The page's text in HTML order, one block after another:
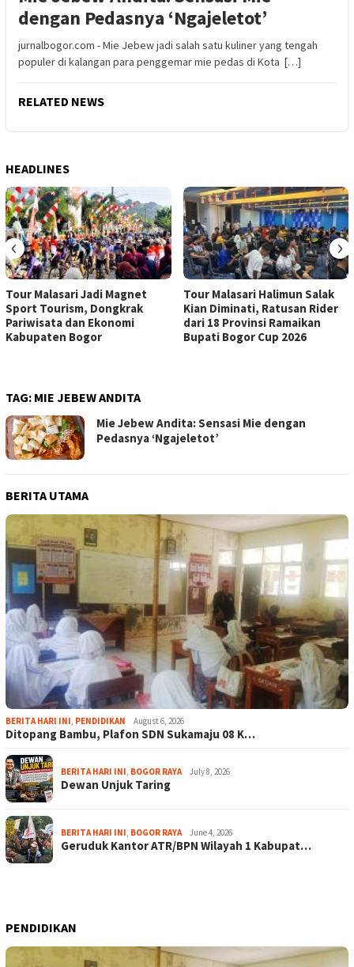
dengan Pedasnya ‘Ngajeletot’
jurnalbogor.com - Mie Jebew jadi salah satu kuliner yang tengah
populer di kalangan para penggemar mie pedas di Kota […]
RELATED NEWS
HEADLINES
Tour Malasari Jadi Magnet
Sport Tourism, Dongkrak
Pariwisata dan Ekonomi
Kabupaten Bogor
Tour Malasari Halimun Salak
Kian Diminati, Ratusan Rider
dari 18 Provinsi Ramaikan
Bupati Bogor Cup 2026
‹ ›
TAG: MIE JEBEW ANDITA
Mie Jebew Andita: Sensasi Mie dengan
Pedasnya ‘Ngajeletot’
BERITA UTAMA
BERITA HARI INI, PENDIDIKAN August 6, 2026
Ditopang Bambu, Plafon SDN Sukamaju 08 K…
BERITA HARI INI, BOGOR RAYA July 8, 2026
Dewan Unjuk Taring
BERITA HARI INI, BOGOR RAYA June 4, 2026
Geruduk Kantor ATR/BPN Wilayah 1 Kabupat…
PENDIDIKAN